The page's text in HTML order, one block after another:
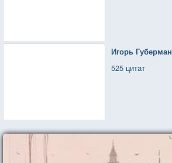
Игорь Губерман
525 цитат